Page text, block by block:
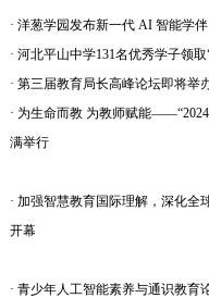
· 洋葱学园发布新一代 AI 智能学
· 河北平山中学131名优秀学子领
· 第三届教育局长高峰论坛即将举
· 为生命而教 为教师赋能
满举行
· 加强智慧教育国际理解，深化
开幕
· 青少年人工智能素养与通识教育